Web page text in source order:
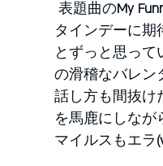
表題曲のMy
タインデーに
とずっと思っ
の滑稽なバレン
話し方も間抜け
を馬鹿にしなが
マイルスもエラ